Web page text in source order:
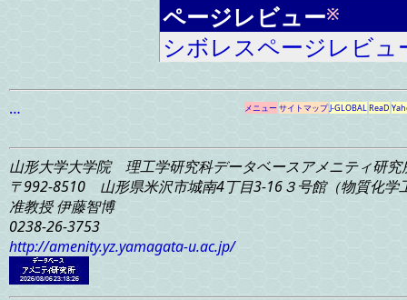
ページレビュー※
シボレスページレビ
… メニューサイトマップJ-GLOBALReaD
山形大学大学院 理工学研究科データベースアメニティ研究
〒992-8510 山形県米沢市城南4丁目3-16３号館（物質化学
准教授 伊藤智博
0238-26-3753
http://amenity.yz.yamagata-u.ac.jp/